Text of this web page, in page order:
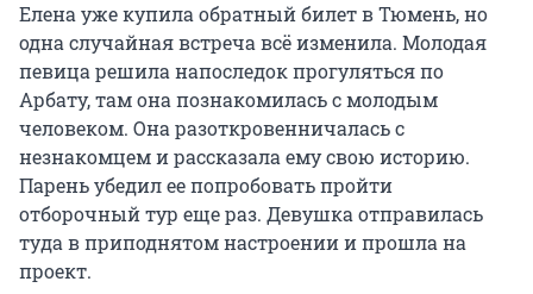
Елена уже купила обратный билет в Тюмень, но
одна случайная встреча всё изменила. Молодая
певица решила напоследок прогуляться по
Арбату, там она познакомилась с молодым
человеком. Она разоткровенничалась с
незнакомцем и рассказала ему свою историю.
Парень убедил ее попробовать пройти
отборочный тур еще раз. Девушка отправилась
туда в приподнятом настроении и прошла на
проект.